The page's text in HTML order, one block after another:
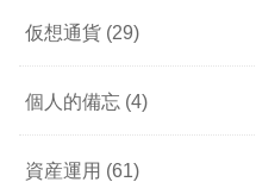
仮想通貨 (29)
個人的備忘 (4)
資産運用 (61)